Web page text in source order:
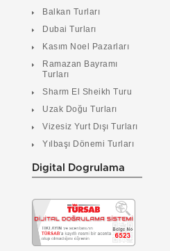
Balkan Turları
Dubai Turları
Kasım Noel Pazarları
Ramazan Bayramı
Turları
Sharm El Sheikh Turu
Uzak Doğu Turları
Vizesiz Yurt Dışı Turları
Yılbaşı Dönemi Turları
Digital Dogrulama